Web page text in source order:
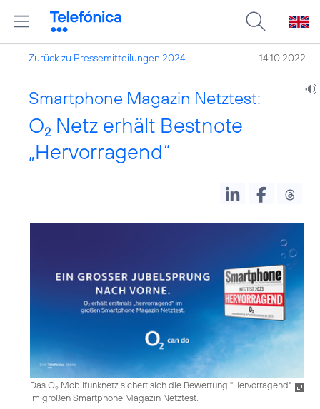
Zurück zu Pressemitteilungen 2024 14.10.2022
Smartphone Magazin Netztest:
O2 Netz erhält Bestnote
„Hervorragend“
Das O2 Mobilfunknetz sichert sich die Bewertung "Hervorragend"
im großen Smartphone Magazin Netztest.